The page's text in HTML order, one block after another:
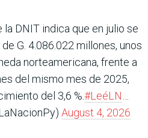
la DNIT indica que en julio se
G. 4.086.022 millones, unos
norteamericana, frente a
del mismo mes de 2025,
del 3,6 %.#LeéLN
August 4, 2026